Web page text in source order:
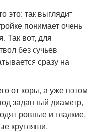
это: так выглядит
понимает очень
Так вот, для
без сучьев
сразу на
от коры, а уже потом
заданный диаметр,
ровные и гладкие,
кругляши.